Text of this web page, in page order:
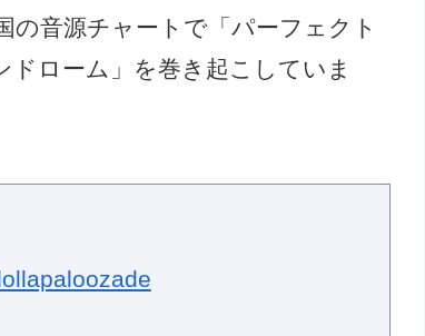
の音源チャートで「パーフェクト
ドローム」を巻き起こしていま